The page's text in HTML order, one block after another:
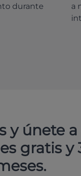
durante
a
y únete
gratis y